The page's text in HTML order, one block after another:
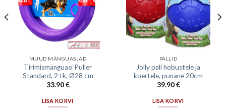
MUUD MÄNGUASJAD
Tirimismänguasi Puller
Standard, 2 tk, Ø28 cm
33.90€
LISA KORVI
PALLID
Jolly pall hobustele ja
koertele, punane 20cm
39.90€
LISA KORVI